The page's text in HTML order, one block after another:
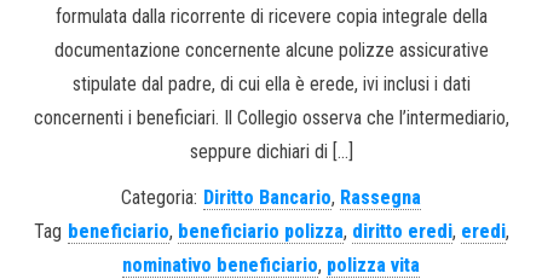
formulata dalla ricorrente di ricevere copia integrale della
documentazione concernente alcune polizze assicurative
stipulate dal padre, di cui ella è erede, ivi inclusi i dati
concernenti i beneficiari. Il Collegio osserva che l’intermediario,
seppure dichiari di […]
Categoria: Diritto Bancario, Rassegna
Tag beneficiario, beneficiario polizza, diritto eredi, eredi,
nominativo beneficiario, polizza vita